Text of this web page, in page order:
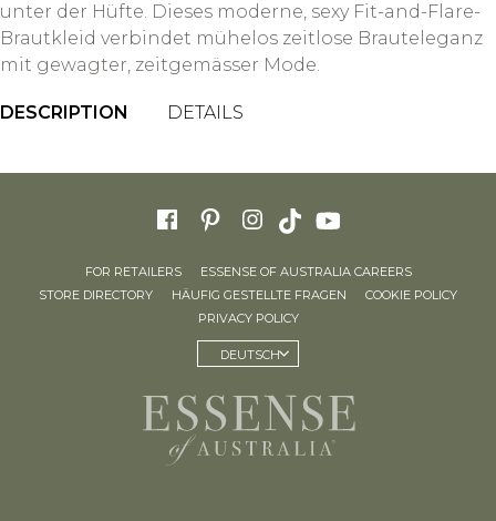
unter der Hüfte. Dieses moderne, sexy Fit-and-Flare-
Brautkleid verbindet mühelos zeitlose Brauteleganz
mit gewagter, zeitgemässer Mode.
DESCRIPTION DETAILS
FOR RETAILERS
ESSENSE OF AUSTRALIA CAREERS
STORE DIRECTORY
HÄUFIG GESTELLTE FRAGEN
COOKIE POLICY
PRIVACY POLICY
DEUTSCH